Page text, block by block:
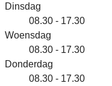
Dinsdag
08.30 - 17.30
Woensdag
08.30 - 17.30
Donderdag
08.30 - 17.30